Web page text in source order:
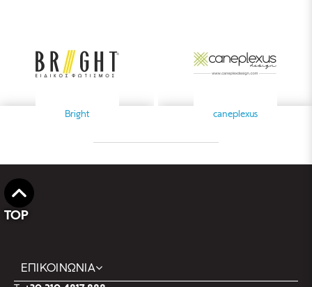
Bright caneplexus
TOP
ΕΠΙΚΟΙΝΩΝΙΑ